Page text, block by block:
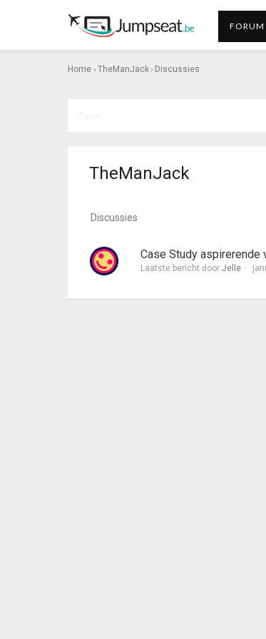
FORUM
Home › TheManJack › Discussies
TheManJack
Discussies
Case Study aspirerende
Laatste bericht door Jelle